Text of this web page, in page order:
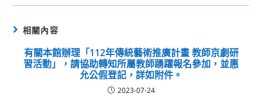
相關內容
有關本館辦理「112年傳統藝術推廣計畫 教師京劇研
習活動」，請協助轉知所屬教師踴躍報名參加，並惠
允公假登記，詳如附件。
2023-07-24